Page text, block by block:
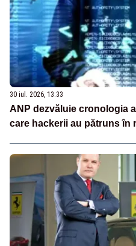
30 iul. 2026, 13:33
ANP dezvăluie cronologia
care hackerii au pătruns în